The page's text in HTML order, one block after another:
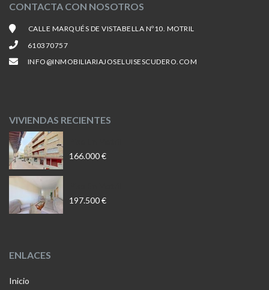
CONTACTA CON NOSOTROS
CALLE MARQUÉS DE VISTABELLA Nº10. MOTRIL
610370757
INFO@INMOBILIARIAJOSELUISESCUDERO.COM
VIVIENDAS RECIENTES
166.000 €
197.500 €
ENLACES
Inicio